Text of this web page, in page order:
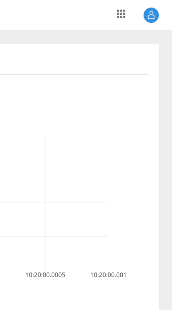
10:20:00.0005 10:20:00.001